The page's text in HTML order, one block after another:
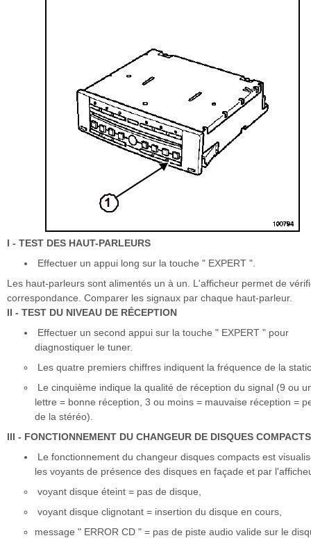
I - TEST DES HAUT-PARLEURS
Effectuer un appui long sur la touche " EXPERT ".
Les haut-parleurs sont alimentés un à un. L'afficheur permet de
correspondance. Comparer les signaux par chaque haut-parleur.
II - TEST DU NIVEAU DE RÉCEPTION
Effectuer un second appui sur la touche " EXPERT " pour
diagnostiquer le tuner.
Les quatre premiers chiffres indiquent la fréquence de la
Le cinquième indique la qualité de réception du signal (9 ou
lettre = bonne réception, 3 ou moins = mauvaise réception =
de la stéréo).
III - FONCTIONNEMENT DU CHANGEUR DE DISQUES COMPACTS
Le fonctionnement du changeur disques compacts est
les voyants de présence des disques en façade et par
voyant disque éteint = pas de disque,
voyant disque clignotant = insertion du disque en cours,
message " ERROR CD " = pas de piste audio valide sur le